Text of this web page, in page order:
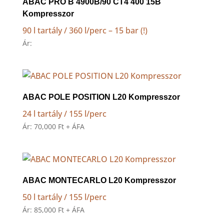
Kompresszor
90 l tartály / 360 l/perc – 15 bar (!)
Ár:
ABAC POLE POSITION L20 Kompresszor
24 l tartály / 155 l/perc
Ár: 70,000 Ft + ÁFA
ABAC MONTECARLO L20 Kompresszor
50 l tartály / 155 l/perc
Ár: 85,000 Ft + ÁFA